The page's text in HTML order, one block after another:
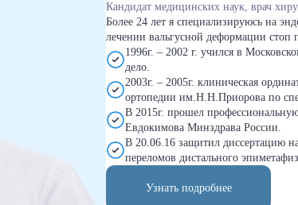
Кандидат медицинских наук, врач
Более 24 лет я специализируюсь на
лечении вальгусной деформации
1996г. – 2002 г. учился в
дело.
2003г. – 2005г. клиническая
ортопедии им.Н.Н.Приорова по
В 2015г. прошел
Евдокимова Минздрава России.
В 20.06.16 защитил диссертацию
переломов дистального
Узнать подробнее